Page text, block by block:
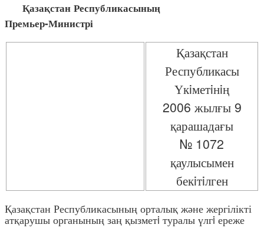
Қазақстан Республикасының
Премьер-Министрі
Қазақстан
Республикасы
Үкiметiнiң
2006 жылғы 9
қарашадағы
№ 1072
қаулысымен
бекiтiлген
Қазақстан Республикасының орталық және жергілікті
атқарушы органының заң қызметi туралы үлгi ереже